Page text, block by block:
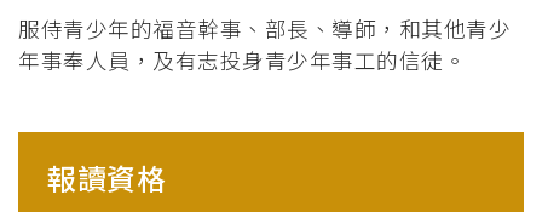
服侍青少年的福音幹事、部長、導師，和其他青少
年事奉人員，及有志投身青少年事工的信徒。
報讀資格